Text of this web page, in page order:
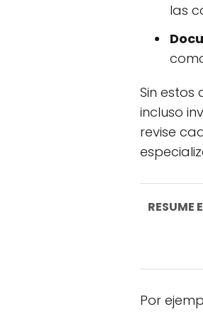
las
Sin
incluso
revise
Por